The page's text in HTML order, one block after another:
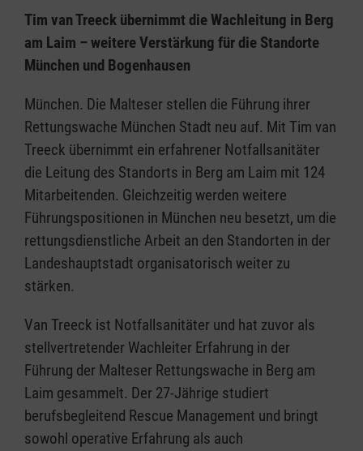
Tim van Treeck übernimmt die Wachleitung in Berg
am Laim – weitere Verstärkung für die Standorte
München und Bogenhausen
München. Die Malteser stellen die Führung ihrer
Rettungswache München Stadt neu auf. Mit Tim van
Treeck übernimmt ein erfahrener Notfallsanitäter
die Leitung des Standorts in Berg am Laim mit 124
Mitarbeitenden. Gleichzeitig werden weitere
Führungspositionen in München neu besetzt, um die
rettungsdienstliche Arbeit an den Standorten in der
Landeshauptstadt organisatorisch weiter zu
stärken.
Van Treeck ist Notfallsanitäter und hat zuvor als
stellvertretender Wachleiter Erfahrung in der
Führung der Malteser Rettungswache in Berg am
Laim gesammelt. Der 27-Jährige studiert
berufsbegleitend Rescue Management und bringt
sowohl operative Erfahrung als auch